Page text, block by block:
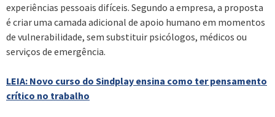
experiências pessoais difíceis. Segundo a empresa, a proposta
é criar uma camada adicional de apoio humano em momentos
de vulnerabilidade, sem substituir psicólogos, médicos ou
serviços de emergência.
LEIA: Novo curso do Sindplay ensina como ter pensamento
crítico no trabalho